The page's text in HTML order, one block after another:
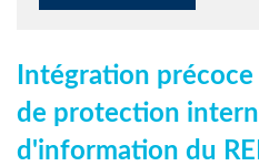
Intégration
de protection
d'information du